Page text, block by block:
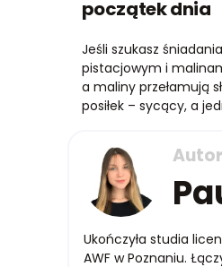
początek dnia
Jeśli szukasz
pistacjowym i
a maliny przełamują
posiłek – sycący, a
Ukończyła studia
AWF w Poznaniu.